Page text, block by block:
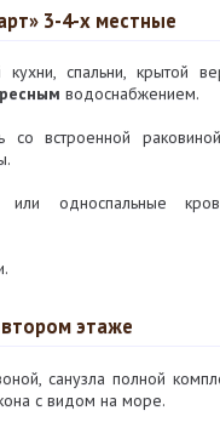
3-4-х местные
спальни, крытой
водоснабжением.
со встроенной
односпальные
этаже
санузла полной
с видом на море.